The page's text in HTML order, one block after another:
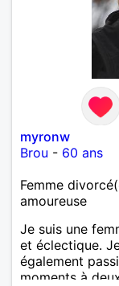
myronw
Brou - 60 ans
Femme
amoureuse
Je suis une
et éclectique.
également
moments à